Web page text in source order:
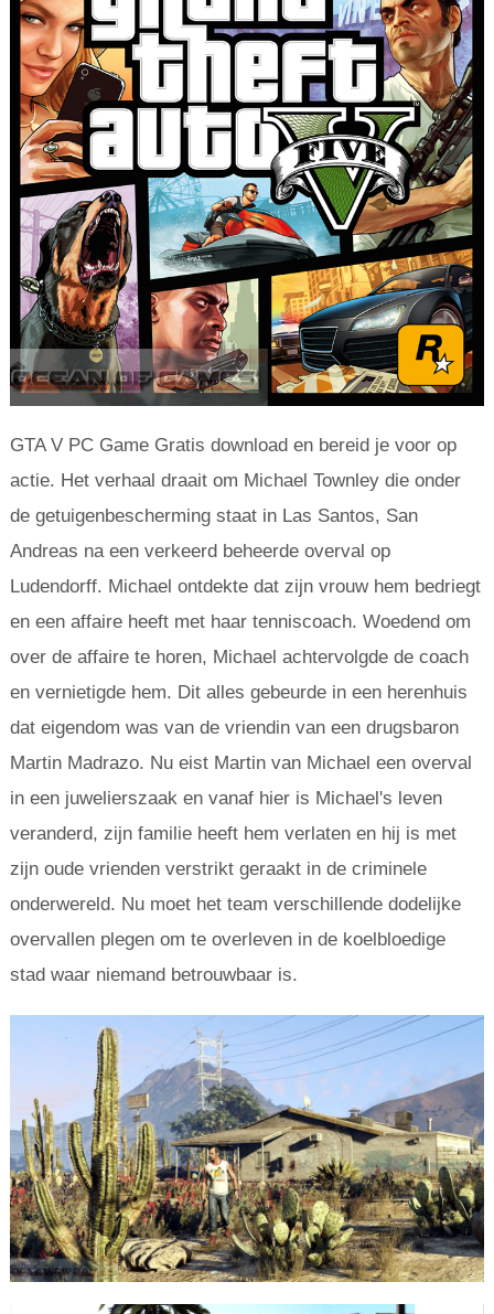
GTA V PC Game Gratis download en bereid je voor op
actie. Het verhaal draait om Michael Townley die onder
de getuigenbescherming staat in Las Santos, San
Andreas na een verkeerd beheerde overval op
Ludendorff. Michael ontdekte dat zijn vrouw hem bedriegt
en een affaire heeft met haar tenniscoach. Woedend om
over de affaire te horen, Michael achtervolgde de coach
en vernietigde hem. Dit alles gebeurde in een herenhuis
dat eigendom was van de vriendin van een drugsbaron
Martin Madrazo. Nu eist Martin van Michael een overval
in een juwelierszaak en vanaf hier is Michael's leven
veranderd, zijn familie heeft hem verlaten en hij is met
zijn oude vrienden verstrikt geraakt in de criminele
onderwereld. Nu moet het team verschillende dodelijke
overvallen plegen om te overleven in de koelbloedige
stad waar niemand betrouwbaar is.